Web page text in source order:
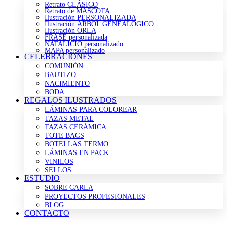
Retrato CLÁSICO
Retrato de MASCOTA
Ilustración PERSONALIZADA
Ilustración ÁRBOL GENEALÓGICO.
Ilustración ORLA
FRASE personalizada
NATALICIO personalizado
MAPA personalizado
CELEBRACIONES
COMUNIÓN
BAUTIZO
NACIMIENTO
BODA
REGALOS ILUSTRADOS
LÁMINAS PARA COLOREAR
TAZAS METAL
TAZAS CERÁMICA
TOTE BAGS
BOTELLAS TERMO
LÁMINAS EN PACK
VINILOS
SELLOS
ESTUDIO
SOBRE CARLA
PROYECTOS PROFESIONALES
BLOG
CONTACTO